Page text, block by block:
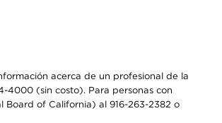
acerca de un profesional de la
4000 (sin costo). Para personas con
Board of California) al 916-263-2382 o